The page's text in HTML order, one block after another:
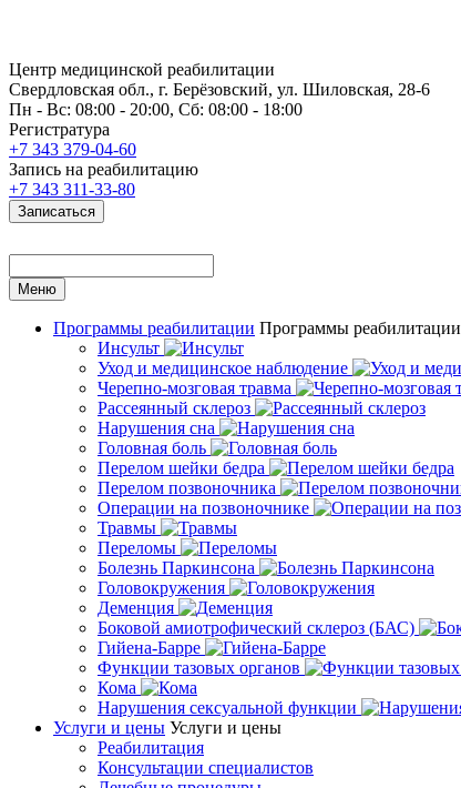
Центр медицинской реабилитации
Свердловская обл., г. Берёзовский, ул. Шиловская, 28-6
Пн - Вс: 08:00 - 20:00, Сб: 08:00 - 18:00
Регистратура
+7 343 379-04-60
Запись на реабилитацию
+7 343 311-33-80
Записаться
Меню
Программы реабилитации Программы реабилитации
Инсульт
Уход и медицинское наблюдение
Черепно-мозговая травма
Рассеянный склероз
Нарушения сна
Головная боль
Перелом шейки бедра
Перелом позвоночника
Операции на позвоночнике
Травмы
Переломы
Болезнь Паркинсона
Головокружения
Деменция
Боковой амиотрофический склероз (БАС)
Гийена-Барре
Функции тазовых органов
Кома
Нарушения сексуальной функции
Услуги и цены Услуги и цены
Реабилитация
Консультации специалистов